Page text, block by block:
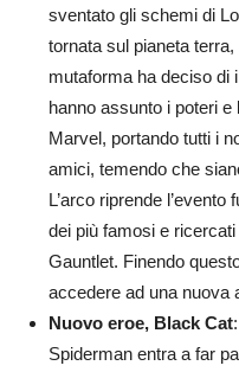
sventato gli schemi di
tornata sul pianeta
mutaforma ha deciso di
hanno assunto i poteri
Marvel, portando tutti i
amici, temendo che
L’arco riprende
dei più famosi e
Gauntlet. Finendo
accedere ad una nuova
Nuovo eroe, Black Cat
Spiderman entra a far